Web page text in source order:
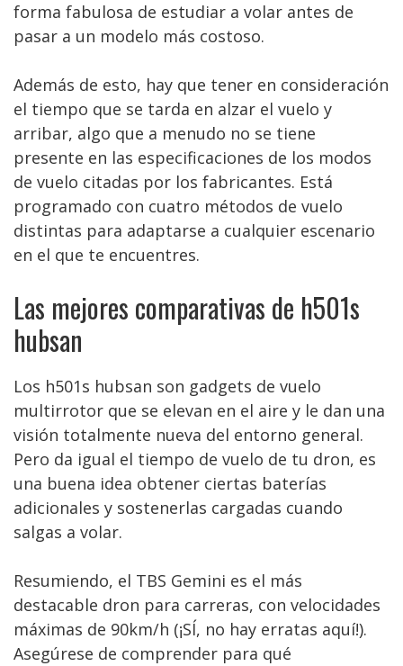
forma fabulosa de estudiar a volar antes de
pasar a un modelo más costoso.
Además de esto, hay que tener en consideración
el tiempo que se tarda en alzar el vuelo y
arribar, algo que a menudo no se tiene
presente en las especificaciones de los modos
de vuelo citadas por los fabricantes. Está
programado con cuatro métodos de vuelo
distintas para adaptarse a cualquier escenario
en el que te encuentres.
Las mejores comparativas de h501s
hubsan
Los h501s hubsan son gadgets de vuelo
multirrotor que se elevan en el aire y le dan una
visión totalmente nueva del entorno general.
Pero da igual el tiempo de vuelo de tu dron, es
una buena idea obtener ciertas baterías
adicionales y sostenerlas cargadas cuando
salgas a volar.
Resumiendo, el TBS Gemini es el más
destacable dron para carreras, con velocidades
máximas de 90km/h (¡SÍ, no hay erratas aquí!).
Asegúrese de comprender para qué